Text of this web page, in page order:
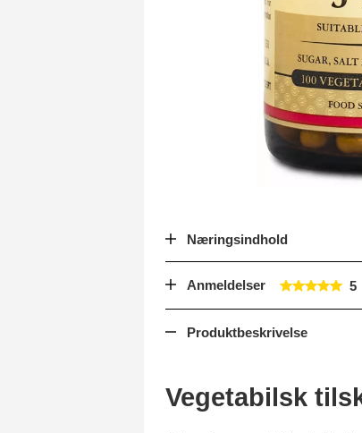
Næringsindhold
Anmeldelser 5
Produktbeskrivelse
Vegetabilsk